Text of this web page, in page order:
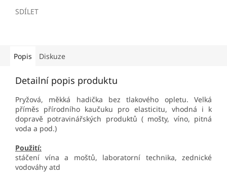
SDÍLET
Popis Diskuze
Detailní popis produktu
Pryžová, měkká hadička bez tlakového opletu. Velká
příměs přírodního kaučuku pro elasticitu, vhodná i k
dopravě potravinářských produktů ( mošty, víno, pitná
voda a pod.)
Použití:
stáčení vína a moštů, laboratorní technika, zednické
vodováhy atd